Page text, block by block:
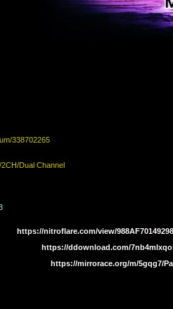
338702265
Dual Channel
https://nitroflare.com/view/
https://ddownload.com/
https://mirrorace.org/m/5gqg7/